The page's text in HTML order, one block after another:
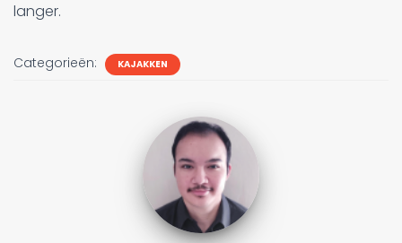
langer.
Categorieën: KAJAKKEN